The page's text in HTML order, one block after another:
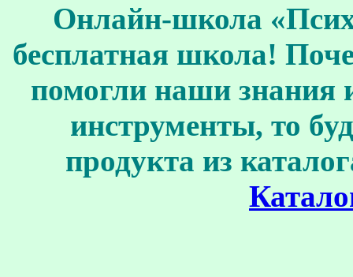
Онлайн-школа
бесплатная школа!
помогли наши знания
инструменты, то
продукта из